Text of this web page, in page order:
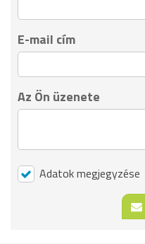
E-mail cím
Az Ön üzenete
Adatok megjegyzése